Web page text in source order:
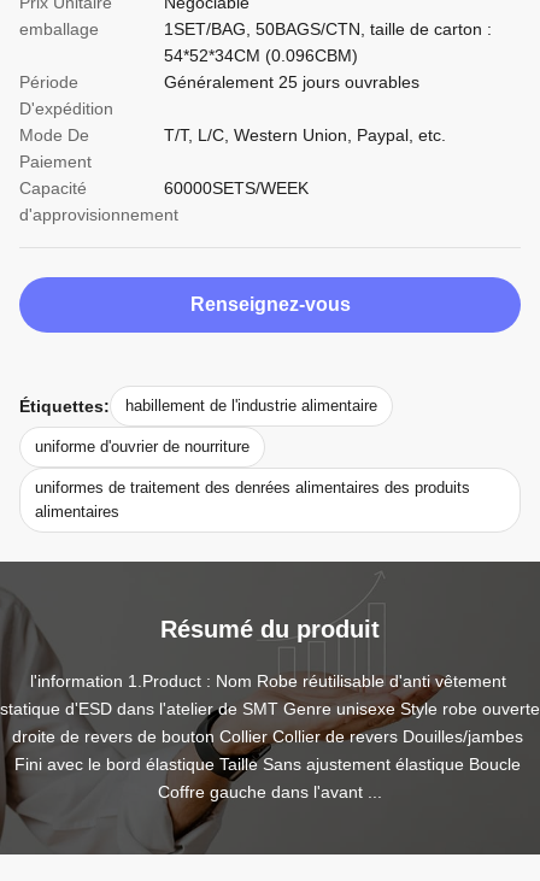
emballage
1SET/BAG, 50BAGS/CTN, taille de carton :
54*52*34CM (0.096CBM)
Période
D'expédition
Généralement 25 jours ouvrables
Mode De
Paiement
T/T, L/C, Western Union, Paypal, etc.
Capacité
d'approvisionnement
60000SETS/WEEK
Renseignez-vous
Étiquettes: habillement de l'industrie alimentaire
uniforme d'ouvrier de nourriture
uniformes de traitement des denrées alimentaires des produits
alimentaires
Résumé du produit
l'information 1.Product : Nom Robe réutilisable d'anti vêtement
statique d'ESD dans l'atelier de SMT Genre unisexe Style robe ouverte
droite de revers de bouton Collier Collier de revers Douilles/jambes
Fini avec le bord élastique Taille Sans ajustement élastique Boucle
Coffre gauche dans l'avant ...